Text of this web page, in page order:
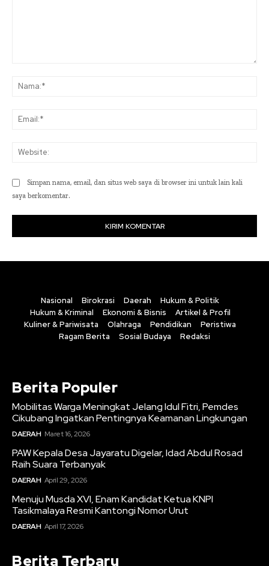
Simpan nama, email, dan situs web saya di browser ini untuk lain kali
saya berkomentar.
Nasional Birokrasi Daerah
Hukum & Politik
Hukum & Kriminal
Ekonomi & Bisnis
Artikel & Profil
Kuliner & Pariwisata
Olahraga Pendidikan
Peristiwa
Ragam Berita
Sosial Budaya Redaksi
Berita Populer
Mobilitas Warga Meningkat Jelang Idul Fitri, Pemdes
Cikubang Ingatkan Pentingnya Keamanan Lingkungan
DAERAH Maret 16, 2026
PAW Kepala Desa Jayaratu Digelar, Idad Abdul Rosad
Raih Suara Terbanyak
DAERAH April 29, 2026
Menuju Musda XVI, Enam Kandidat Ketua KNPI
Tasikmalaya Resmi Kantongi Nomor Urut
DAERAH April 17, 2026
Berita Terbaru